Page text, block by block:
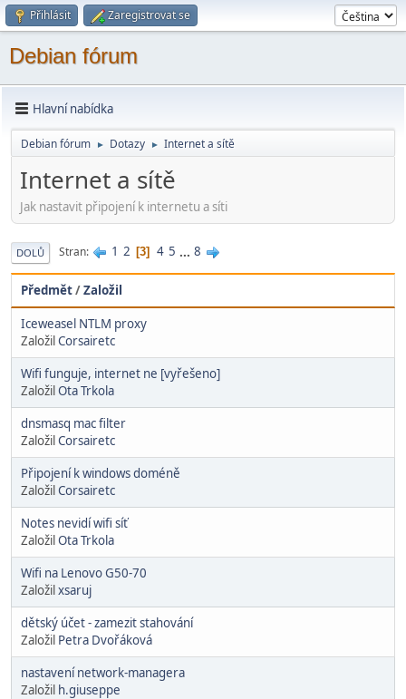
Přihlásit Zaregistrovat se
Debian fórum
Hlavní nabídka
Debian fórum ► Dotazy ► Internet a sítě
Internet a sítě
Jak nastavit připojení k internetu a síti
DOLŮ Stran 1 2 3 4 5 ... 8
Předmět/Založil
Iceweasel NTLM proxy
ZaložilCorsairetc
Wifi funguje, internet ne [vyřešeno]
ZaložilOta Trkola
dnsmasq mac filter
ZaložilCorsairetc
Připojení k windows doméně
ZaložilCorsairetc
Notes nevidí wifi síť
ZaložilOta Trkola
Wifi na Lenovo G50-70
Založilxsaruj
dětský účet - zamezit stahování
Založil Petra Dvořáková
nastavení network-managera
Založil h.giuseppe